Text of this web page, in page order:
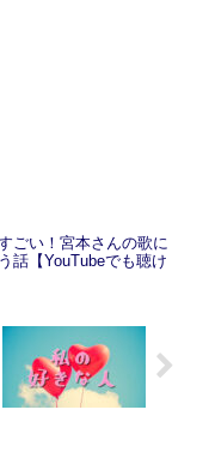
ごい！宮本さんの歌に
話【YouTubeでも聴け